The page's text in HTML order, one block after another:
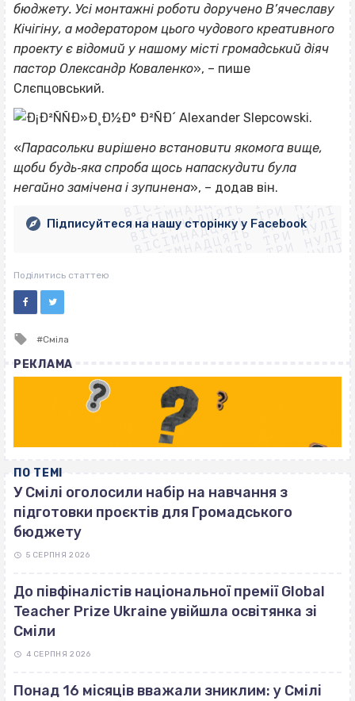
бюджету. Усі монтажні роботи доручено В’ячеславу
Кічігіну, а модератором цього чудового креативного
проекту є відомий у нашому місті громадський діяч
пастор Олександр Коваленко», – пише
Слєпцовський.
«Парасольки вирішено встановити якомога вище,
щоби будь‐яка спроба щось напаскудити була
негайно замічена і зупинена», – додав він.
ВІСІМНАДЦЯТЬ ТРИ НУЛІ
ВІСІМНАДЦЯТЬ ТРИ НУЛІ
ВІСІМНАДЦЯТЬ ТРИ НУЛІ
ВІСІМНАДЦЯТЬ ТРИ НУЛІ
ВІСІМНАДЦЯТЬ ТРИ НУЛІ
ВІСІМНАДЦЯТЬ ТРИ НУЛІ
ВІСІМНАДЦЯТЬ ТРИ НУЛІ
ВІСІМНАДЦЯТЬ ТРИ НУЛІ
Підписуйтеся на нашу сторінку у Facebook
Поділитись статтею
Tagged
Сміла
РЕКЛАМА
ПО ТЕМІ
У Смілі оголосили набір на навчання з
підготовки проєктів для Громадського
бюджету
5 СЕРПНЯ 2026
До півфіналістів національної премії Global
Teacher Prize Ukraine увійшла освітянка зі
Сміли
4 СЕРПНЯ 2026
Понад 16 місяців вважали зниклим: у Смілі